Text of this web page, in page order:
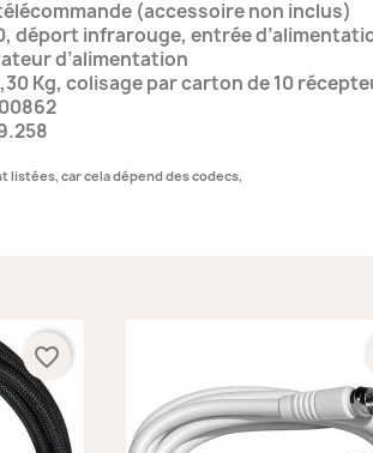
(accessoire non inclus)
déport infrarouge, entrée
d’alimentation
Kg, colisage par carton de 10
listées, car cela dépend des codecs,
favorite_border